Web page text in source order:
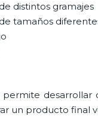
distintos gramajes
tamaños
un producto final